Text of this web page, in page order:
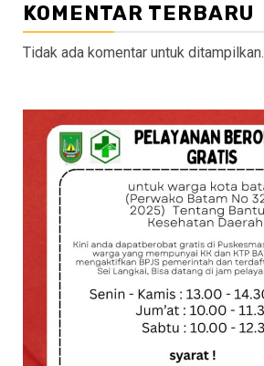
KOMENTAR TERBARU
Tidak ada komentar untuk ditampilkan.